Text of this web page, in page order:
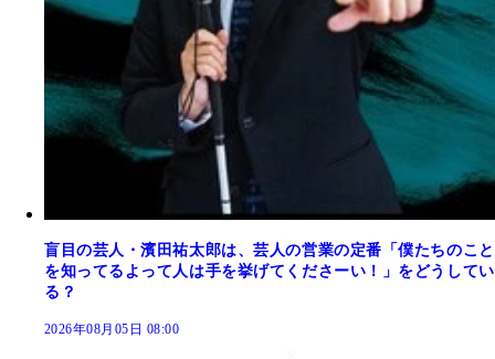
盲目の芸人・濱田祐太郎は、芸人の営業の定番「僕たちのこと
を知ってるよって人は手を挙げてくださーい！」をどうしてい
る？
2026年08月05日 08:00